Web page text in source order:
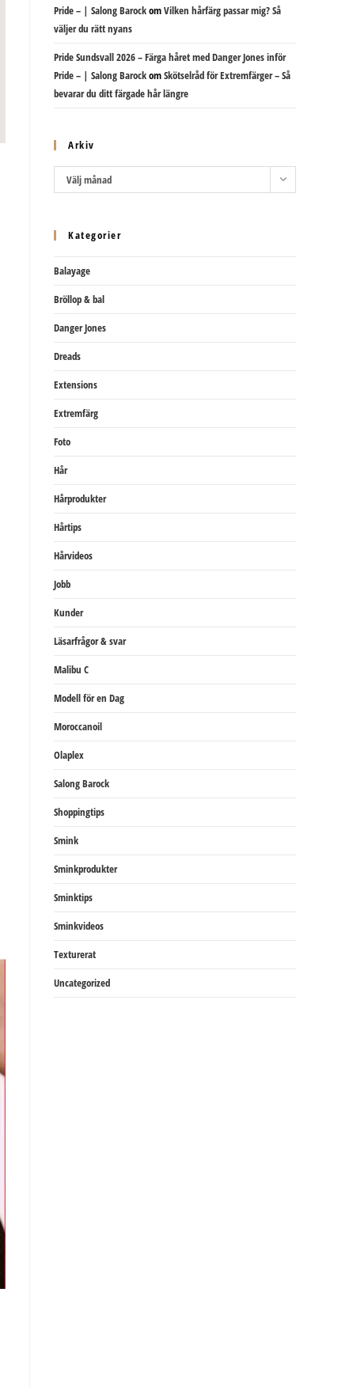
Pride – | Salong BarockomVilken hårfärg passar mig? Så
väljer du rätt nyans
Pride Sundsvall 2026 – Färga håret med Danger Jones inför
Pride – | Salong BarockomSkötselråd för Extremfärger – Så
bevarar du ditt färgade hår längre
Arkiv
ArkivVälj månad
Kategorier
Balayage
Bröllop & bal
Danger Jones
Dreads
Extensions
Extremfärg
Foto
Hår
Hårprodukter
Hårtips
Hårvideos
Jobb
Kunder
Läsarfrågor & svar
Malibu C
Modell för en Dag
Moroccanoil
Olaplex
Salong Barock
Shoppingtips
Smink
Sminkprodukter
Sminktips
Sminkvideos
Texturerat
Uncategorized